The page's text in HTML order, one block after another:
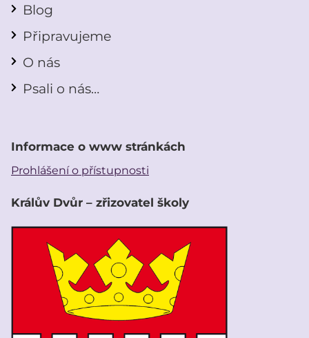
Blog
Připravujeme
O nás
Psali o nás…
Informace o www stránkách
Prohlášení o přístupnosti
Králův Dvůr – zřizovatel školy